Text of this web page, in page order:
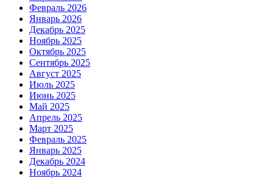
Февраль 2026
Январь 2026
Декабрь 2025
Ноябрь 2025
Октябрь 2025
Сентябрь 2025
Август 2025
Июль 2025
Июнь 2025
Май 2025
Апрель 2025
Март 2025
Февраль 2025
Январь 2025
Декабрь 2024
Ноябрь 2024